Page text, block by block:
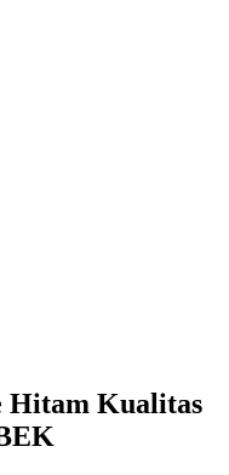
Hitam Kualitas